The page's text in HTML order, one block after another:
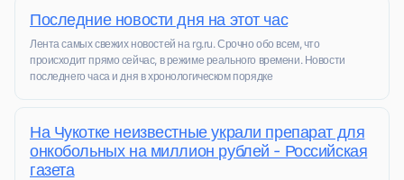
Последние новости дня на этот час
Лента самых свежих новостей на rg.ru. Срочно обо всем, что
происходит прямо сейчас, в режиме реального времени. Новости
последнего часа и дня в хронологическом порядке
На Чукотке неизвестные украли препарат для
онкобольных на миллион рублей - Российская
газета